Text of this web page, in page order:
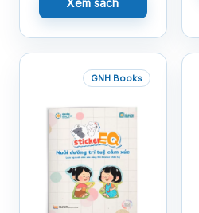
Xem sách
GNH Books